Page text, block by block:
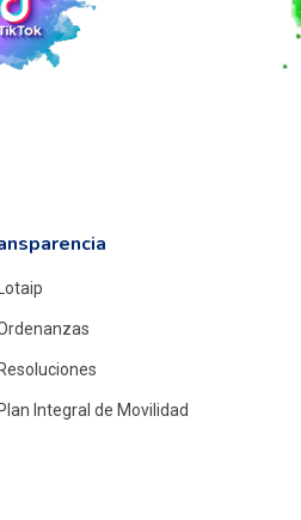
Lotaip
Resoluciones
Plan Integral de Movilidad